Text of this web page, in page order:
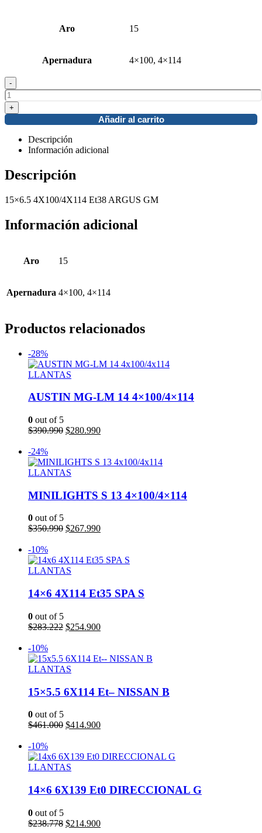
Aro 15
Apernadura 4×100, 4×114
-
+
Añadir al carrito
Descripción
Información adicional
Descripción
15×6.5 4X100/4X114 Et38 ARGUS GM
Información adicional
Aro 15
Apernadura 4×100, 4×114
Productos relacionados
-28%
LLANTAS
AUSTIN MG-LM 14 4×100/4×114
0 out of 5
$390.990 El
era:
$390.990.
$280.990El
es:
-24%
LLANTAS
MINILIGHTS S 13 4×100/4×114
0 out of 5
$350.990 El
era:
$350.990.
$267.990El
es:
-10%
LLANTAS
14×6 4X114 Et35 SPA S
0 out of 5
$283.222 El
era:
$283.222.
$254.900El
es:
-10%
LLANTAS
15×5.5 6X114 Et– NISSAN B
0 out of 5
$461.000 El
era:
$461.000.
$414.900El
es:
-10%
LLANTAS
14×6 6X139 Et0 DIRECCIONAL G
0 out of 5
$238.778 El
$214.900El